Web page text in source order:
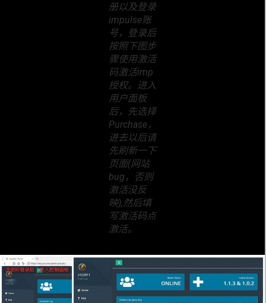
册以及登录
impulse账
号，登录后
按照下图步
骤使用激活
码激活imp
授权。进入
用户面板
后，先选择
Purchase，
进去以后请
先刷新一下
页面(网站
bug，否则
激活没反
映),然后填
写激活码点
激活。